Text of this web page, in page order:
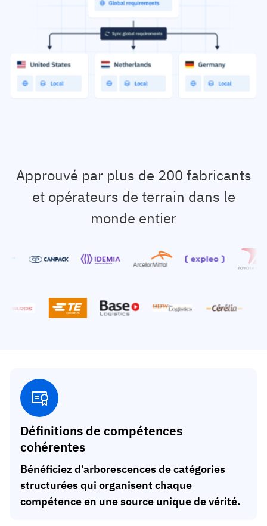
Approuvé par plus de 200 fabricants
et opérateurs de terrain dans le
monde entier
Définitions de compétences
cohérentes
Bénéficiez d’arborescences de catégories
structurées qui organisent chaque
compétence en une source unique de vérité.